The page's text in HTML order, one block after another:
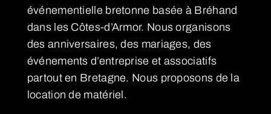
événementielle bretonne basée à Bréhand
dans les Côtes-d’Armor. Nous organisons
des anniversaires, des mariages, des
événements d’entreprise et associatifs
partout en Bretagne. Nous proposons de la
location de matériel.